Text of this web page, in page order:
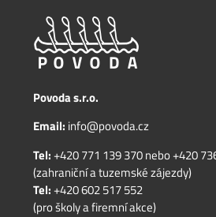
Povoda s.r.o.
Email: info@povoda.cz
Tel:+420 771 139 370nebo+420
(zahraniční a tuzemské zájezdy)
Tel:+420 602 517 552
(pro školy a firemní akce)